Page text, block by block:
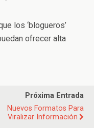
los ‘blogueros’
ofrecer alta
Próxima Entrada
Nuevos Formatos Para
Viralizar Información